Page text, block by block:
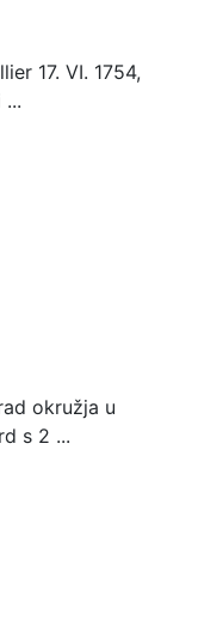
17. VI. 1754,
...
okružja u
s 2 ...